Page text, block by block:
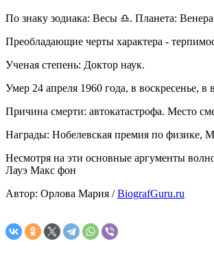
По знаку зодиака: Весы ♎. Планета:
Преобладающие черты характера -
Ученая степень: Доктор наук.
Умер 24 апреля 1960 года, в воскресенье, в
Причина смерти: автокатастрофа. Место
Награды: Нобелевская премия по физике,
Несмотря на эти основные аргументы
Лауэ Макс фон
Автор: Орлова Мария /BiografGuru.ru